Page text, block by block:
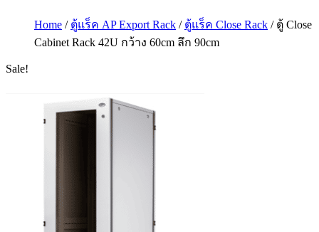
Home / ตู้แร็ค AP Export Rack / ตู้แร็ค Close Rack / ตู้ Close
Cabinet Rack 42U กว้าง 60cm ลึก 90cm
Sale!